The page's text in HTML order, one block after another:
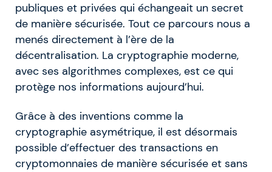
publiques et privées qui échangeait un secret
de manière sécurisée. Tout ce parcours nous a
menés directement à l’ère de la
décentralisation. La cryptographie moderne,
avec ses algorithmes complexes, est ce qui
protège nos informations aujourd’hui.
Grâce à des inventions comme la
cryptographie asymétrique, il est désormais
possible d’effectuer des transactions en
cryptomonnaies de manière sécurisée et sans